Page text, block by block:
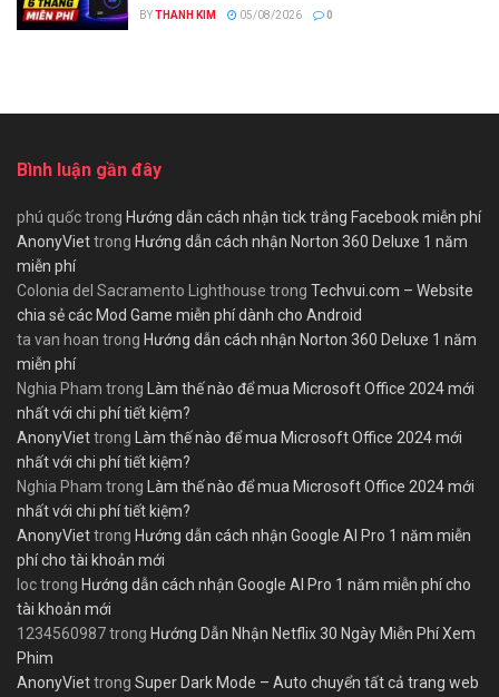
BYTHANH KIM 05/08/2026 0
Bình luận gần đây
phú quốctrong Hướng dẫn cách nhận tick trắng Facebook miễn phí
AnonyViettrong Hướng dẫn cách nhận Norton 360 Deluxe 1 năm
miễn phí
Colonia del Sacramento Lighthouse trong Techvui.com – Website
chia sẻ các Mod Game miễn phí dành cho Android
ta van hoan trong Hướng dẫn cách nhận Norton 360 Deluxe 1 năm
miễn phí
Nghia Pham trong Làm thế nào để mua Microsoft Office 2024 mới
nhất với chi phí tiết kiệm?
AnonyViettrong Làm thế nào để mua Microsoft Office 2024 mới
nhất với chi phí tiết kiệm?
Nghia Pham trong Làm thế nào để mua Microsoft Office 2024 mới
nhất với chi phí tiết kiệm?
AnonyViettrong Hướng dẫn cách nhận Google AI Pro 1 năm miễn
phí cho tài khoản mới
loctrong Hướng dẫn cách nhận Google AI Pro 1 năm miễn phí cho
tài khoản mới
1234560987trong Hướng Dẫn Nhận Netflix 30 Ngày Miễn Phí Xem
Phim
AnonyViettrong Super Dark Mode – Auto chuyển tất cả trang web